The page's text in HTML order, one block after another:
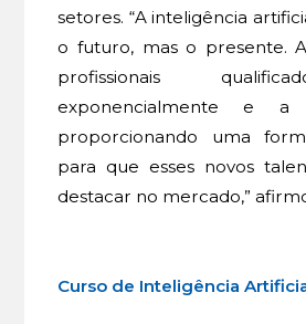
setores. “A inteligência
o futuro, mas o presente.
profissionais
exponencialmente e a
proporcionando uma
para que esses novos
destacar no mercado,”
Curso de Inteligência